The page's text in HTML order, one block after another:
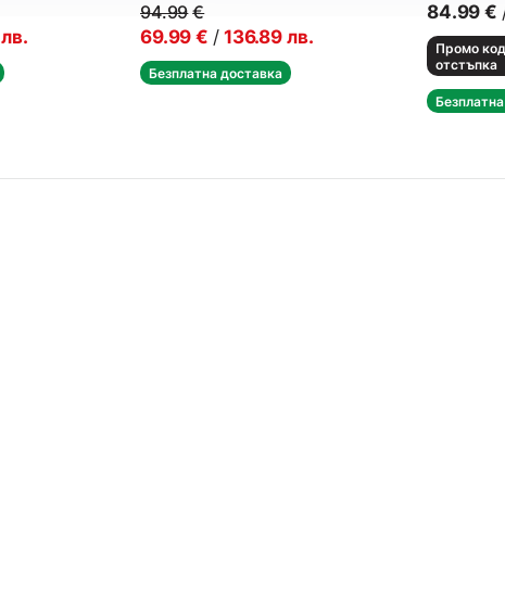
лв.
94.99 €
69.99 € / 136.89 лв.
Безплатна доставка
84.99 €
Промо
отстъпка